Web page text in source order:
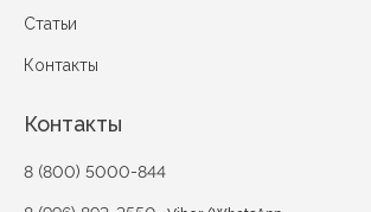
Статьи
Контакты
Контакты
8 (800) 5000-844